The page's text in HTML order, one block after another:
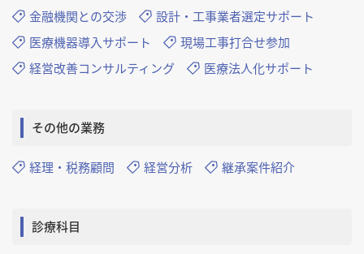
金融機関との交渉
設計・工事業者選定サポート
医療機器導入サポート
現場工事打合せ参加
経営改善コンサルティング
医療法人化サポート
その他の業務
経理・税務顧問 経営分析 継承案件紹介
診療科目